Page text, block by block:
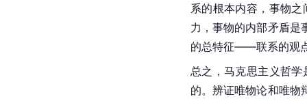
系的根本内容，事物
力，事物的内部矛盾是
的总特征——联系的观
总之，马克思主义哲学
的。辨证唯物论和唯物